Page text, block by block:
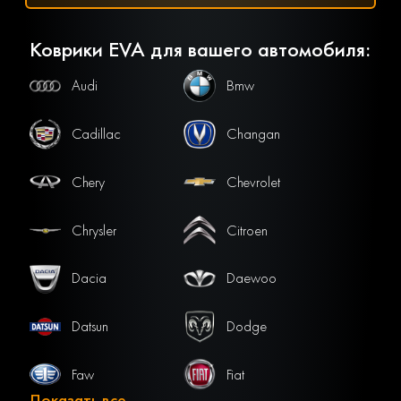
Коврики EVA для вашего автомобиля:
Audi Bmw
Cadillac Changan
Chery Chevrolet
Chrysler Citroen
Dacia Daewoo
Datsun Dodge
Faw Fiat